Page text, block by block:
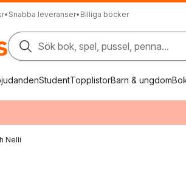
• Snabba leveranser• Billiga böcker
Sök bok, spel, pussel, penna...
StudentTopplistorBarn & ungdom
Nelli